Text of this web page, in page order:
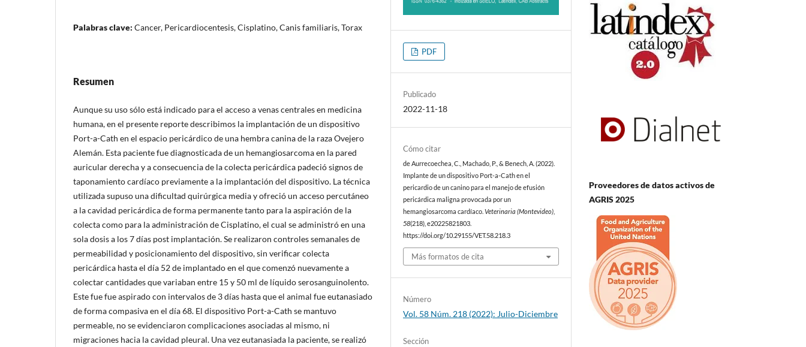
Palabras clave: Cancer, Pericardiocentesis, Cisplatino, Canis familiaris, Torax
Resumen
Aunque su uso sólo está indicado para el acceso a venas centrales en medicina
humana, en el presente reporte describimos la implantación de un dispositivo
Port-a-Cath en el espacio pericárdico de una hembra canina de la raza Ovejero
Alemán. Esta paciente fue diagnosticada de un hemangiosarcoma en la pared
auricular derecha y a consecuencia de la colecta pericárdica padeció signos de
taponamiento cardíaco previamente a la implantación del dispositivo. La técnica
utilizada supuso una dificultad quirúrgica media y ofreció un acceso percutáneo
a la cavidad pericárdica de forma permanente tanto para la aspiración de la
colecta como para la administración de Cisplatino, el cual se administró en una
sola dosis a los 7 días post implantación. Se realizaron controles semanales de
permeabilidad y posicionamiento del dispositivo, sin verificar colecta
pericárdica hasta el día 52 de implantado en el que comenzó nuevamente a
colectar cantidades que variaban entre 15 y 50 ml de líquido serosanguinolento.
Este fue fue aspirado con intervalos de 3 días hasta que el animal fue eutanasiado
de forma compasiva en el día 68. El dispositivo Port-a-Cath se mantuvo
permeable, no se evidenciaron complicaciones asociadas al mismo, ni
migraciones hacia la cavidad pleural. Una vez eutanasiada la paciente, se realizó
PDF
Publicado
2022-11-18
Cómo citar
de Aurrecoechea, C., Machado, P., & Benech, A. (2022).
Implante de un dispositivo Port-a-Cath en el
pericardio de un canino para el manejo de efusión
pericárdica maligna provocada por un
hemangiosarcoma cardíaco.Veterinaria (Montevideo)
58(218), e20225821803.
https://doi.org/10.29155/VET.58.218.3
Más formatos de cita
Número
Vol. 58 Núm. 218 (2022): Julio-Diciembre
Sección
Proveedores de datos activos de
AGRIS 2025